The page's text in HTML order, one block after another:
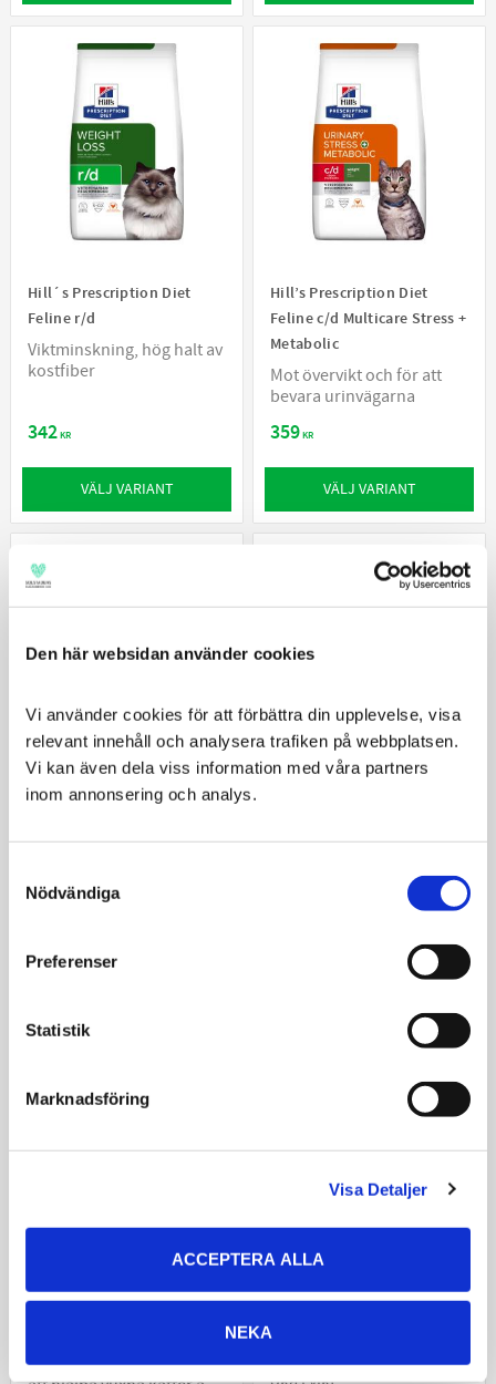
Den här websidan använder cookies
Vi använder cookies för att förbättra din upplevelse, visa
relevant innehåll och analysera trafiken på webbplatsen.
Vi kan även dela viss information med våra partners
inom annonsering och analys.
Selection
Nödvändiga
Preferenser
Statistik
Marknadsföring
Visa Detaljer
ACCEPTERA ALLA
NEKA
Hill´s Prescription Diet
Feline r/d
Viktminskning, hög halt av
kostfiber
342KR
VÄLJ VARIANT
Hill’s Prescription Diet
Feline c/d Multicare Stress +
Metabolic
Mot övervikt och för att
bevara urinvägarna
359KR
VÄLJ VARIANT
Hill’s Prescription Diet
VÄLJ VARIANT VÄLJ VARIANT
Diets Feline OM Obesity
Ett komplett kattfoder för
Satiety Balance
Helfoder för kastrerade
katter med tendens att